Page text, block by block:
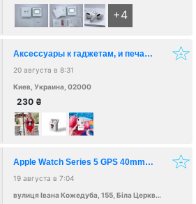
+4
Аксессуары к гаджетам, и печать на чехла и одежде
20 августа в 8:31
Киев, Украина, 02000
230 ₴
Apple Watch Series 5 GPS 40mm Silver White Sport Band.Новые!
19 августа в 7:04
вулиця Івана Кожедуба, 155, Біла Церква, Київська обл., Украина, 09100